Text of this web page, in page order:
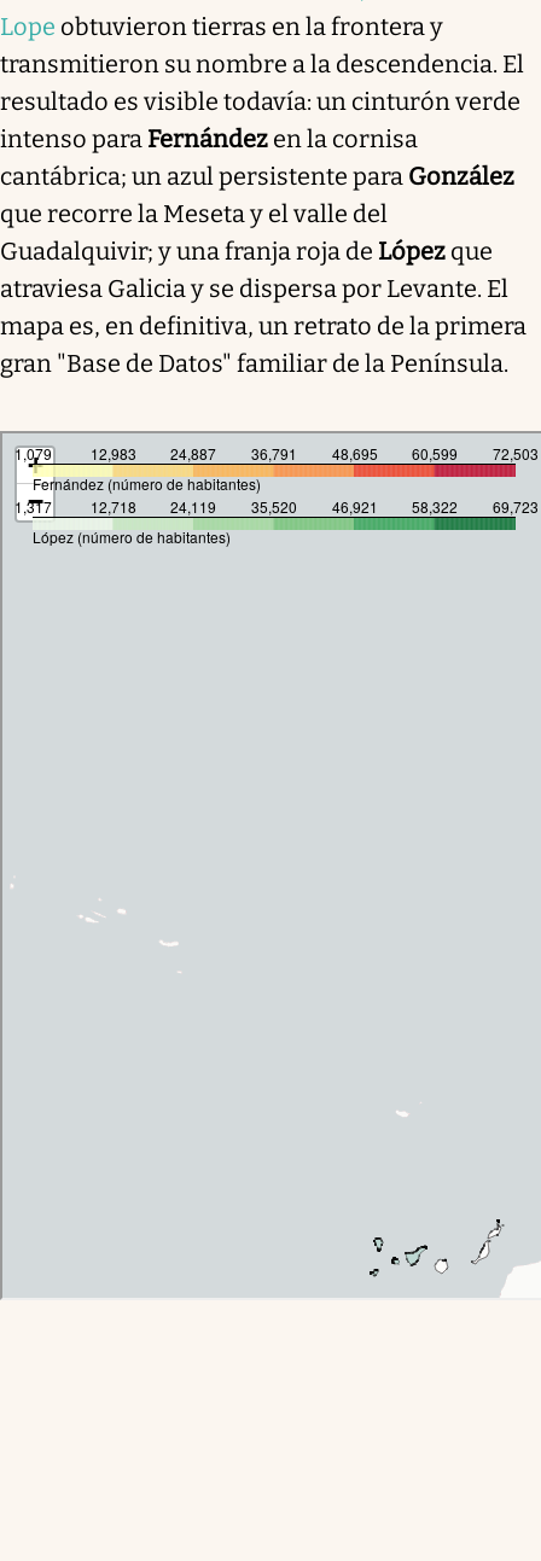
Lope obtuvieron tierras en la frontera y
transmitieron su nombre a la descendencia. El
resultado es visible todavía: un cinturón verde
intenso para Fernández en la cornisa
cantábrica; un azul persistente para González
que recorre la Meseta y el valle del
Guadalquivir; y una franja roja de López que
atraviesa Galicia y se dispersa por Levante. El
mapa es, en definitiva, un retrato de la primera
gran "Base de Datos" familiar de la Península.